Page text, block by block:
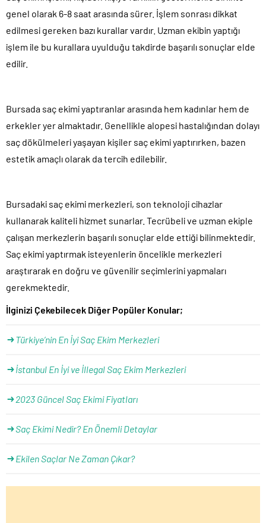
genel olarak 6-8 saat arasında sürer. İşlem sonrası dikkat
edilmesi gereken bazı kurallar vardır. Uzman ekibin yaptığı
işlem ile bu kurallara uyulduğu takdirde başarılı sonuçlar elde
edilir.
Bursada saç ekimi yaptıranlar arasında hem kadınlar hem de
erkekler yer almaktadır. Genellikle alopesi hastalığından dolayı
saç dökülmeleri yaşayan kişiler saç ekimi yaptırırken, bazen
estetik amaçlı olarak da tercih edilebilir.
Bursadaki saç ekimi merkezleri, son teknoloji cihazlar
kullanarak kaliteli hizmet sunarlar. Tecrübeli ve uzman ekiple
çalışan merkezlerin başarılı sonuçlar elde ettiği bilinmektedir.
Saç ekimi yaptırmak isteyenlerin öncelikle merkezleri
araştırarak en doğru ve güvenilir seçimlerini yapmaları
gerekmektedir.
İlginizi Çekebilecek Diğer Popüler Konular;
Türkiye’nin En İyi Saç Ekim Merkezleri
İstanbul En İyi ve İllegal Saç Ekim Merkezleri
2023 Güncel Saç Ekimi Fiyatları
Saç Ekimi Nedir? En Önemli Detaylar
Ekilen Saçlar Ne Zaman Çıkar?